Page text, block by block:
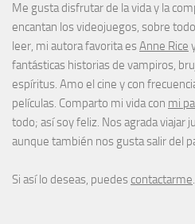
Me gusta disfrutar de la vida y la
encantan los videojuegos, sobre
leer, mi autora favorita esAnne Rice
fantásticas historias de vampiros,
espíritus. Amo el cine y con
películas. Comparto mi vida con mi
todo; así soy feliz. Nos agrada viajar
aunque también nos gusta salir del
Si así lo deseas, puedes contactarme.